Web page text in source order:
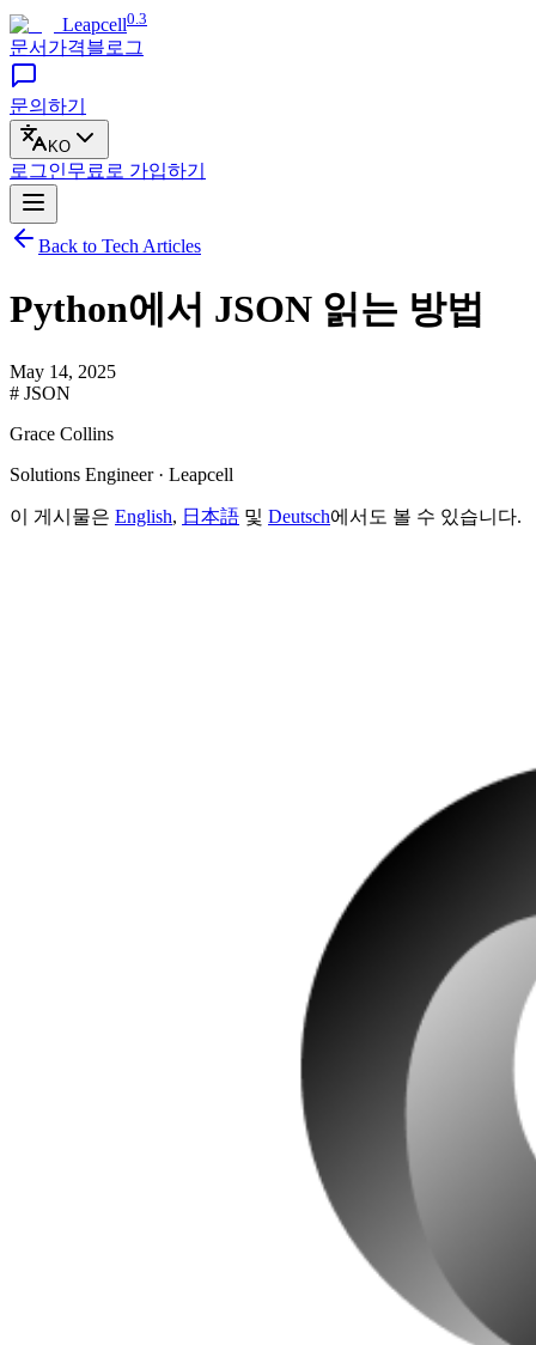
Leapcell0.3
문서 가격블로그
문의하기
KO
로그인무료로 가입하기
Back to Tech Articles
Python에서 JSON 읽는 방법
May 14, 2025
# JSON
Grace Collins
Solutions Engineer · Leapcell
이 게시물은 English, 日本語 및 Deutsch에서도 볼 수 있습니다.